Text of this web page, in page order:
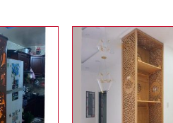
6,000,000₫.